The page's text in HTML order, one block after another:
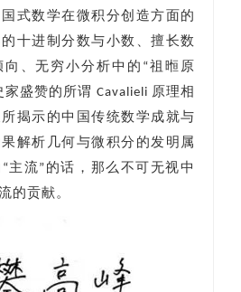
式数学在微积分创造方面的
十进制分数与小数、擅长数
、无穷小分析中的“祖暅原
盛赞的所谓 Cavalieli 原理相
揭示的中国传统数学成就与
解析几何与微积分的发明属
主流”的话，那么不可无视中
的贡献。